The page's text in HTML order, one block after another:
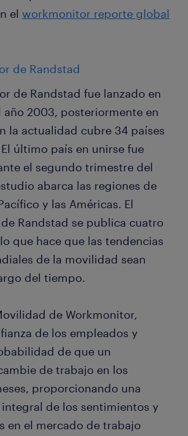
el workmonitor reporte global
de Randstad
de Randstad fue lanzado en
año 2003, posteriormente en
la actualidad cubre 34 países
último país en unirse fue
el segundo trimestre del
abarca las regiones de
y las Américas. El
Randstad se publica cuatro
que hace que las tendencias
de la movilidad sean
del tiempo.
de Workmonitor,
de los empleados y
de que un
de trabajo en los
proporcionando una
de los sentimientos y
en el mercado de trabajo